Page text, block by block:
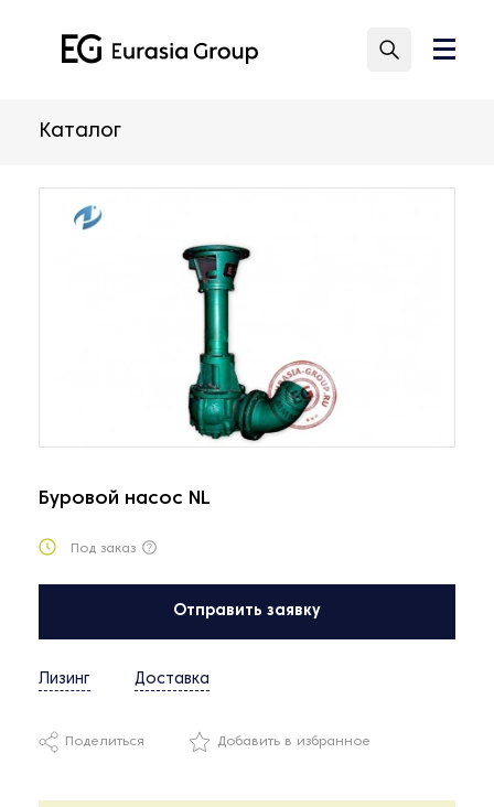
Каталог
Буровой насос NL
Под заказ
Отправить заявку
Лизинг Доставка
Поделиться Добавить в избранное